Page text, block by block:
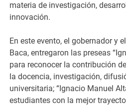
materia de investigación,
innovación.
En este evento, el gobernador y
Baca, entregaron las preseas
para reconocer la contribución
la docencia, investigación,
universitaria; “Ignacio Manuel
estudiantes con la mejor